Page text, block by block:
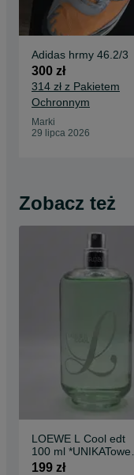
Adidas hrmy 46.2/3
300 zł
314 zł z Pakietem
Ochronnym
Marki
29 lipca 2026
Zobacz też
LOEWE L Cool edt
100 ml *UNIKATowe
OLD
199 zł